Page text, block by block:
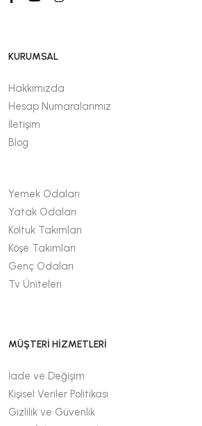
KURUMSAL
Hakkımızda
Hesap Numaralarımız
İletişim
Blog
Yemek Odaları
Yatak Odaları
Koltuk Takımları
Köşe Takımları
Genç Odaları
Tv Üniteleri
MÜŞTERİ HİZMETLERİ
İade ve Değişim
Kişisel Veriler Politikası
Gizlilik ve Güvenlik